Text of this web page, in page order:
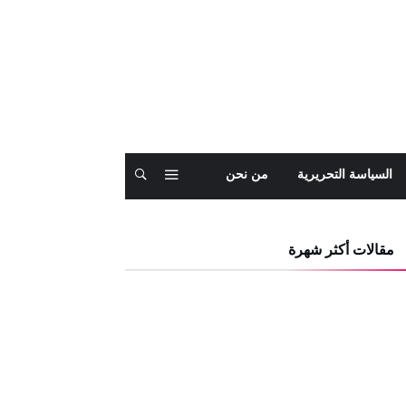
السياسة التحريرية من نحن
مقالات أكثر شهرة